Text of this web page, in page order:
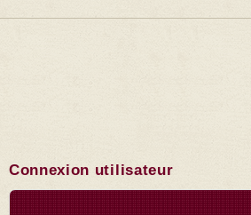
Connexion utilisateur